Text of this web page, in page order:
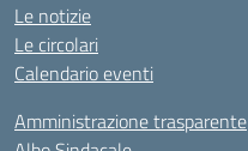
Le notizie
Le circolari
Calendario eventi
Amministrazione trasparente